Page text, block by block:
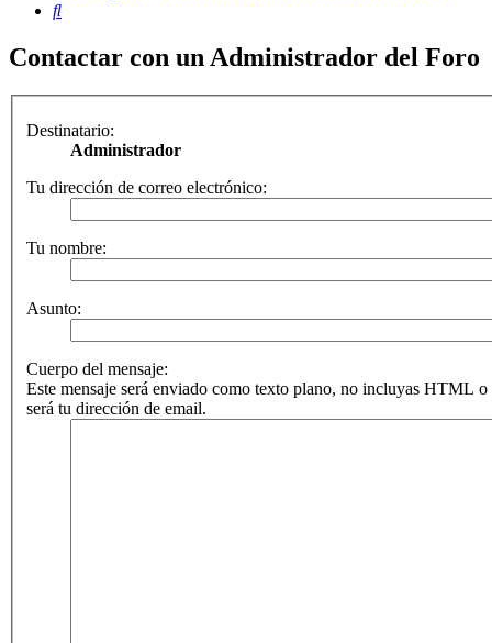
Buscar
Contactar con un Administrador del Foro
Destinatario:
Administrador
Tu dirección de correo electrónico:
Tu nombre:
Asunto:
Cuerpo del mensaje:
Este mensaje será enviado como texto plano, no incluyas HTML
será tu dirección de email.